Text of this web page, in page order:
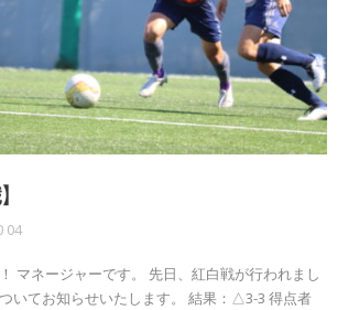
04
マネージャーです。 先日、紅白戦が行われまし
いてお知らせいたします。 結果：△3-3 得点者